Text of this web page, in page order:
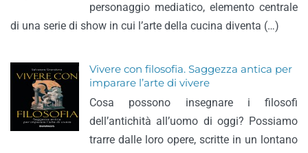
personaggio mediatico, elemento centrale
di una serie di show in cui l’arte della cucina diventa (…)
Vivere con filosofia. Saggezza antica per
imparare l’arte di vivere
Cosa possono insegnare i filosofi
dell’antichità all’uomo di oggi? Possiamo
trarre dalle loro opere, scritte in un lontano